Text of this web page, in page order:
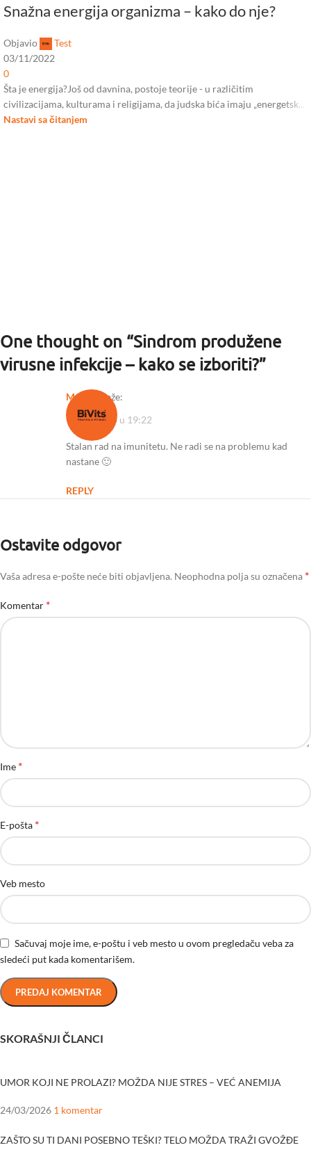
Snažna energija organizma – kako do nje?
Objavio
Test
03/11/2022
0
Šta je energija?Još od davnina, postoje teorije - u različitim
civilizacijama, kulturama i religijama, da judska bića imaju „energetsk...
Nastavi sa čitanjem
One thought on “Sindrom produžene
virusne infekcije – kako se izboriti?”
Marina
kaže:
15/03/2023 u 19:22
Stalan rad na imunitetu. Ne radi se na problemu kad
nastane 🙂
REPLY
Ostavite odgovor
Vaša adresa e-pošte neće biti objavljena. Neophodna polja su označena *
Komentar *
Ime *
E-pošta *
Veb mesto
Sačuvaj moje ime, e-poštu i veb mesto u ovom pregledaču veba za
sledeći put kada komentarišem.
SKORAŠNJI ČLANCI
UMOR KOJI NE PROLAZI? MOŽDA NIJE STRES – VEĆ ANEMIJA
24/03/2026 1 komentar
ZAŠTO SU TI DANI POSEBNO TEŠKI? TELO MOŽDA TRAŽI GVOŽĐE